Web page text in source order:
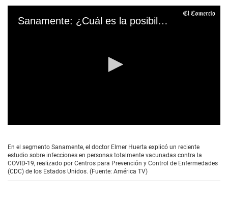
Sanamente: ¿Cuál es la posibilidad de tener el coronavirus después de ser vacunado?
e
c
o
n
d
En el segmento Sanamente, el doctor Elmer Huerta explicó un reciente
estudio sobre infecciones en personas totalmente vacunadas contra la
COVID-19, realizado por Centros para Prevención y Control de Enfermedades
(CDC) de los Estados Unidos. (Fuente: América TV)